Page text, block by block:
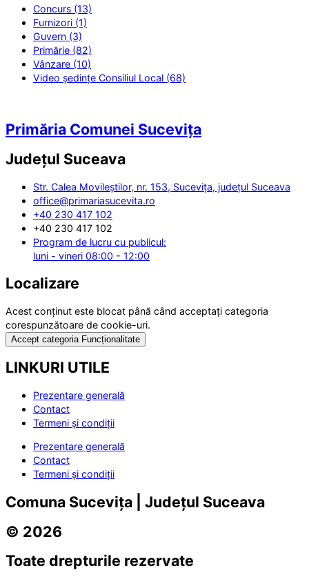
Concurs (13)
Furnizori (1)
Guvern (3)
Primărie (82)
Vânzare (10)
Video ședințe Consiliul Local (68)
Primăria Comunei Sucevița
Județul Suceava
Str. Calea Movileștilor, nr. 153, Sucevița, județul Suceava
office@primariasucevita.ro
+40 230 417 102
+40 230 417 102
Program de lucru cu publicul:
luni - vineri 08:00 - 12:00
Localizare
Acest conținut este blocat până când acceptați categoria
corespunzătoare de cookie-uri.
Accept categoria Funcționalitate
LINKURI UTILE
Prezentare generală
Contact
Termeni și condiții
Prezentare generală
Contact
Termeni și condiții
Comuna Sucevița | Județul Suceava
© 2026
Toate drepturile rezervate